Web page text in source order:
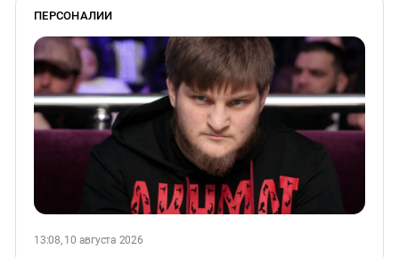
ПЕРСОНАЛИИ
13:08, 10 августа 2026